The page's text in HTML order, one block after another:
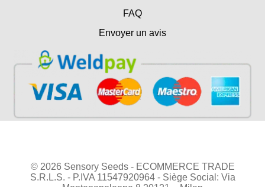
FAQ
Envoyer un avis
© 2026 Sensory Seeds - ECOMMERCE TRADE
S.R.L.S. - P.IVA 11547920964 - Siège Social: Via